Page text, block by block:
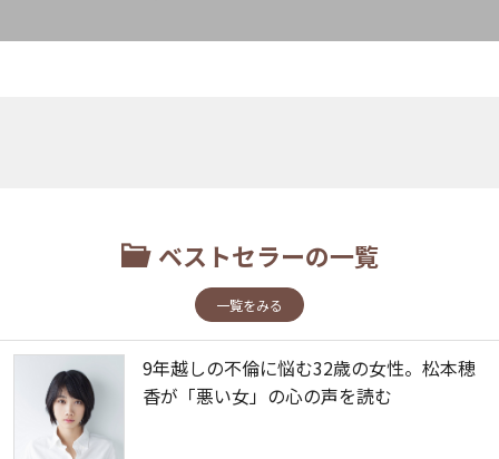
ベストセラーの一覧
一覧をみる
9年越しの不倫に悩む32歳の女性。松本穂
香が「悪い女」の心の声を読む